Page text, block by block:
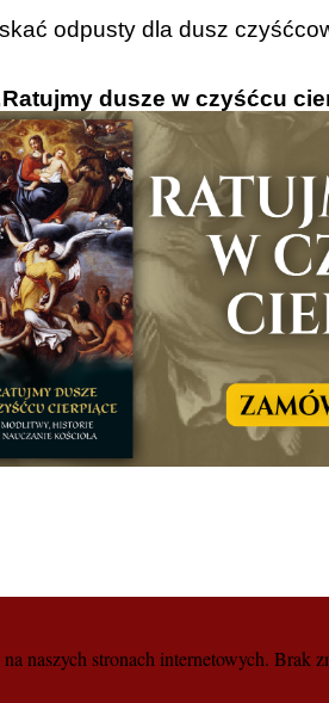
odpusty dla dusz
dusze w czyśćcu
stronach internetowych. Brak